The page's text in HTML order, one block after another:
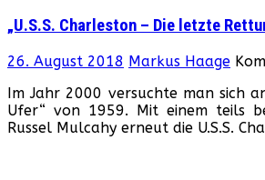
„U.S.S. Charleston – Die letzte
26. August 2018 Markus Haage
Im Jahr 2000 versuchte man sich
Ufer“ von 1959. Mit einem teils
Russel Mulcahy erneut die U.S.S.